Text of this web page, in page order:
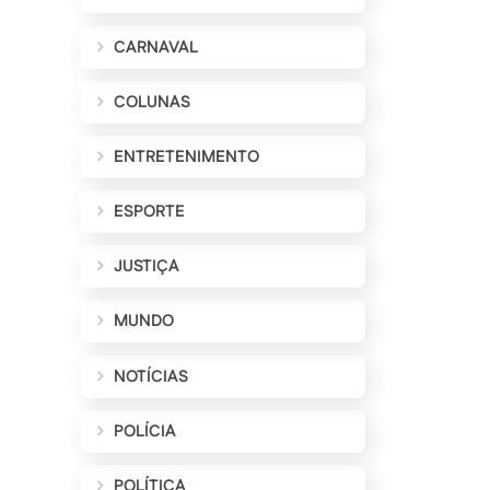
CARNAVAL
COLUNAS
ENTRETENIMENTO
ESPORTE
JUSTIÇA
MUNDO
NOTÍCIAS
POLÍCIA